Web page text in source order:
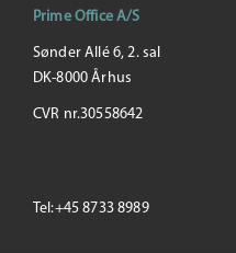
Prime Office A/S
Sønder Allé 6, 2. sal
DK-8000 Århus
CVR nr.30558642
Tel:+45 8733 8989